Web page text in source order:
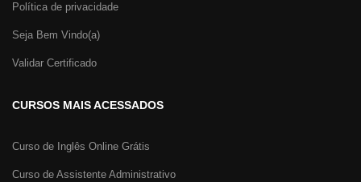
Política de privacidade
Seja Bem Vindo(a)
Validar Certificado
CURSOS MAIS ACESSADOS
Curso de Inglês Online Grátis
Curso de Assistente Administrativo